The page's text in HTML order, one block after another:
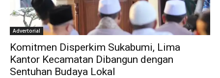
Advertorial
Komitmen Disperkim Sukabumi, Lima
Kantor Kecamatan Dibangun dengan
Sentuhan Budaya Lokal